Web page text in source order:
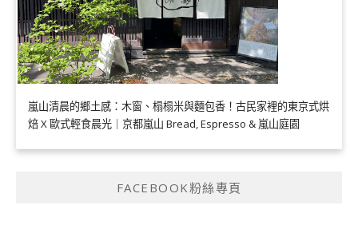
嵐山清晨的鄉土感：木窗、榻榻米與麵包香！古民家裡的東京式烘
焙 X 歐式輕食晨光｜京都嵐山 Bread, Espresso & 嵐山庭園
FACEBOOK粉絲專頁